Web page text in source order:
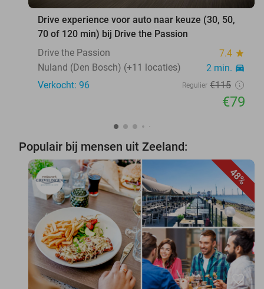
Drive experience voor auto naar keuze (30, 50,
70 of 120 min) bij Drive the Passion
Drive the Passion
7.4 star
Nuland (Den Bosch) (+11 locaties) 2 min. directions_car
Verkocht: 96 Regulier €115
€79
Populair bij mensen uit Zeeland:
48%
favorite_border